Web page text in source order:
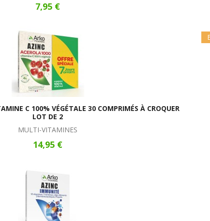
7,95 €
C 100% VÉGÉTALE 30 COMPRIMÉS À CROQUER
LOT DE 2
MULTI-VITAMINES
14,95 €